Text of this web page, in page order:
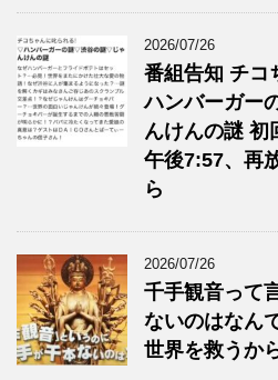
2026/07/26
番組告知 チ
ハンバーガー
んけんの謎 初
午後7:57、再
ら
2026/07/26
千手観音って
ないのはなん
世界を救うか